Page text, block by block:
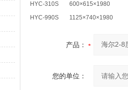
HYC-310S
600×615×1980
HYC-990S
1125×740×1980
产品：
您的单位：